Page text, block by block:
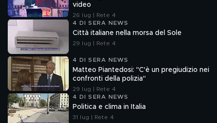
video
26 lug | Rete 4
4 DI SERA NEWS
Città italiane nella morsa del Sole
29 lug | Rete 4
4 DI SERA NEWS
Matteo Piantedosi: "C'è un pregiudizio nei
confronti della polizia"
29 lug | Rete 4
4 DI SERA NEWS
Politica e clima in Italia
31 lug | Rete 4